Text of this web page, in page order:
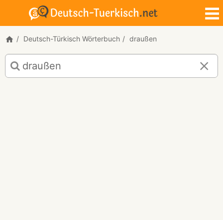
Deutsch-Türkisch Wörterbuch draußen
Deutsch-
Türkisch
Übersetzung